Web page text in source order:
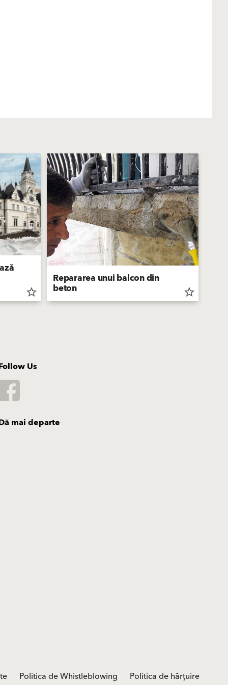
star_border
Repararea unui balcon din
beton star_border
Us
mai departe
Politica de Whistleblowing Politica de hărțuire